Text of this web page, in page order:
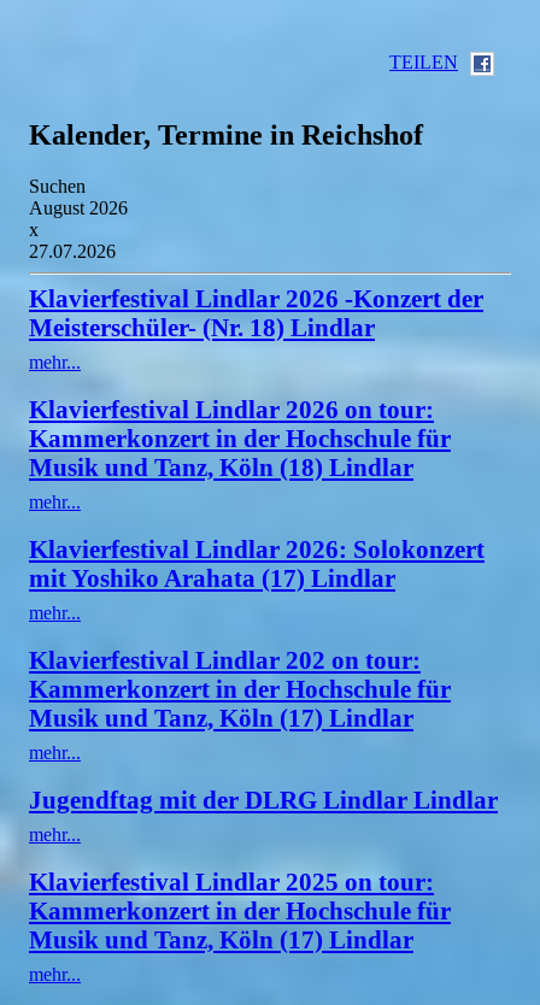
TEILEN
Kalender, Termine in Reichshof
Suchen
August 2026
x
27.07.2026
Klavierfestival Lindlar 2026 -Konzert der
Meisterschüler- (Nr. 18) Lindlar
mehr...
Klavierfestival Lindlar 2026 on tour:
Kammerkonzert in der Hochschule für
Musik und Tanz, Köln (18) Lindlar
mehr...
Klavierfestival Lindlar 2026: Solokonzert
mit Yoshiko Arahata (17) Lindlar
mehr...
Klavierfestival Lindlar 202 on tour:
Kammerkonzert in der Hochschule für
Musik und Tanz, Köln (17) Lindlar
mehr...
Jugendftag mit der DLRG Lindlar Lindlar
mehr...
Klavierfestival Lindlar 2025 on tour:
Kammerkonzert in der Hochschule für
Musik und Tanz, Köln (17) Lindlar
mehr...